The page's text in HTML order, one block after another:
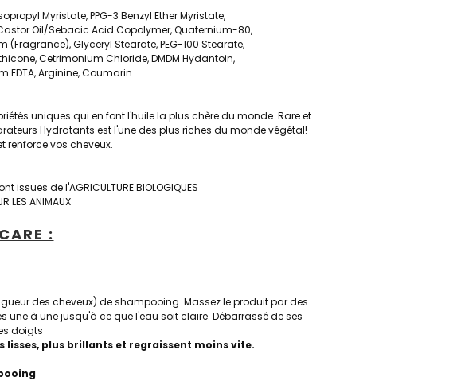
Myristate, PPG-3 Benzyl Ether Myristate,
Oil/Sebacic Acid Copolymer, Quaternium-80,
Glyceryl Stearate, PEG-100 Stearate,
Cetrimonium Chloride, DMDM Hydantoin,
EDTA, Arginine, Coumarin.
uniques qui en font l'huile la plus chère du monde. Rare et
Hydratants est l'une des plus riches du monde végétal!
renforce vos cheveux.
de l'AGRICULTURE BIOLOGIQUES
LES ANIMAUX
:
des cheveux) de shampooing. Massez le produit par des
une à une jusqu'à ce que l'eau soit claire. Débarrassé de ses
doigts
lisses, plus brillants et regraissent moins vite.